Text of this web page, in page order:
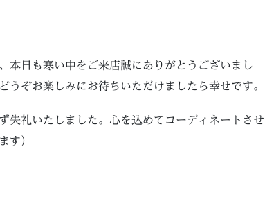
本日も寒い中をご来店誠にありがとうございまし
うぞお楽しみにお待ちいただけましたら幸せです。
失礼いたしました。心を込めてコーディネートさせ
す）